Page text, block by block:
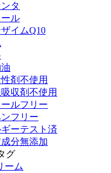
タ
ル
イムQ10
剤不使用
収剤不使用
ルフリー
フリー
ーテスト済
成分無添加
グ
ーム